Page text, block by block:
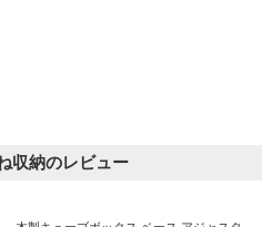
収納のレビュー